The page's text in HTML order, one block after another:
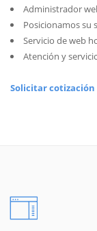
Administrador
Posicionamos su
Servicio de web
Atención y
Solicitar